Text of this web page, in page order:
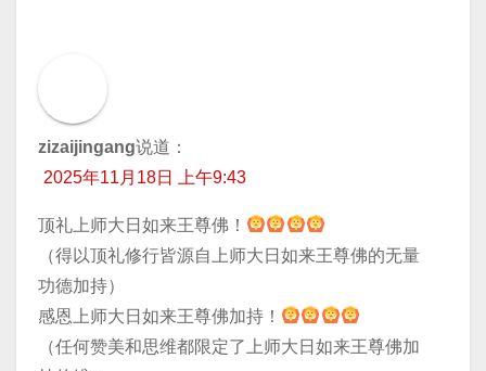
zizaijingang说道：
2025年11月18日 上午9:43
顶礼上师大日如来王尊佛！
（得以顶礼修行皆源自上师大日如来王尊佛的无量
功德加持）
感恩上师大日如来王尊佛加持！
（任何赞美和思维都限定了上师大日如来王尊佛加